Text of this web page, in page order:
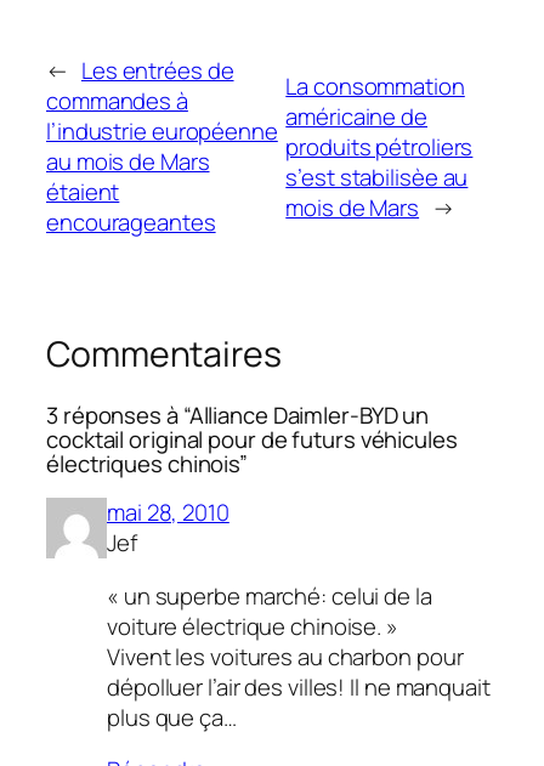
← Les entrées de
commandes à
l’industrie européenne
au mois de Mars
étaient
encourageantes
La consommation
américaine de
produits pétroliers
s’est stabilisèe au
mois de Mars →
Commentaires
3 réponses à “Alliance Daimler-BYD un
cocktail original pour de futurs véhicules
électriques chinois”
mai 28, 2010
Jef
« un superbe marché: celui de la
voiture électrique chinoise. »
Vivent les voitures au charbon pour
dépolluer l’air des villes! Il ne manquait
plus que ça…